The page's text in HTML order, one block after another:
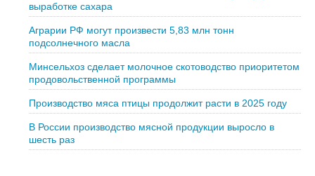
выработке сахара
Аграрии РФ могут произвести 5,83 млн тонн
подсолнечного масла
Минсельхоз сделает молочное скотоводство приоритетом
продовольственной программы
Производство мяса птицы продолжит расти в 2025 году
В России производство мясной продукции выросло в
шесть раз